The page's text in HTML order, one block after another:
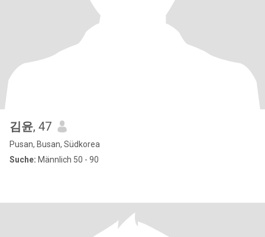
김윤, 47
Pusan, Busan, Südkorea
Suche: Männlich 50 - 90